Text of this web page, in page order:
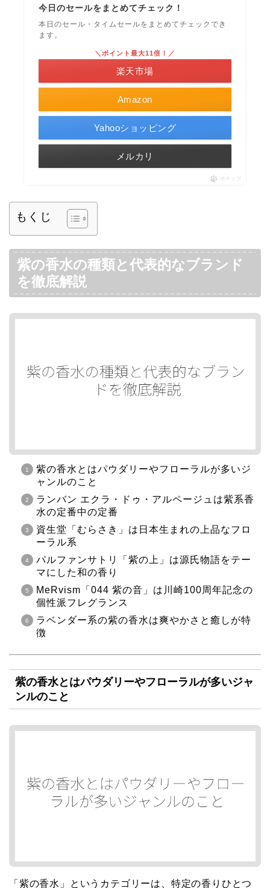
今日のセールをまとめてチェック！
本日のセール・タイムセールをまとめてチェックでき
ます。
Amazon
＼ポイント最大11倍！／
楽天市場
Yahooショッピング
メルカリ
ポチップ
もくじ
紫の香水の種類と代表的なブランド
を徹底解説
紫の香水とはパウダリーやフローラルが多いジ
ャンルのこと
ランバン エクラ・ドゥ・アルページュは紫系香
水の定番中の定番
資生堂「むらさき」は日本生まれの上品なフロ
ーラル系
パルファンサトリ「紫の上」は源氏物語をテー
マにした和の香り
MeRvism「044 紫の音」は川崎100周年記念の
個性派フレグランス
ラベンダー系の紫の香水は爽やかさと癒しが特
徴
紫の香水とはパウダリーやフローラルが多いジャ
ンルのこと
「紫の香水」というカテゴリーは、特定の香りひとつ